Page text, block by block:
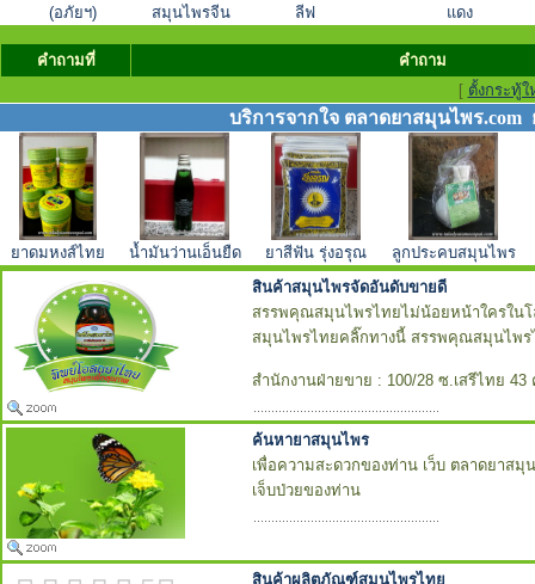
(อภัยฯ)
สมุนไพรจีน
ลีฟ
แดง
คำถามที่
คำถาม
[ ตั้งกระทู้ใ
บริการจากใจ ตลาดยาสมุนไพร
ยาดมหงส์ไทย น้ำมันว่านเอ็นยืด ยาสีฟัน รุ่งอรุณ
ลูกประคบสมุนไพร
สินค้าสมุนไพรจัดอันดับขายดี
สรรพคุณสมุนไพรไทยไม่น้อยหน้าใครในโ
สมุนไพรไทยคลิ๊กทางนี้ สรรพคุณสมุนไพ
สำนักงานฝ่ายขาย : 100/28 ซ.เสรีไทย
ค้นหายาสมุนไพร
เพื่อความสะดวกของท่าน เว็บ ตลาดยาส
เจ็บป่วยของท่าน
สินค้าผลิตภัณฑ์สมุนไพรไทย